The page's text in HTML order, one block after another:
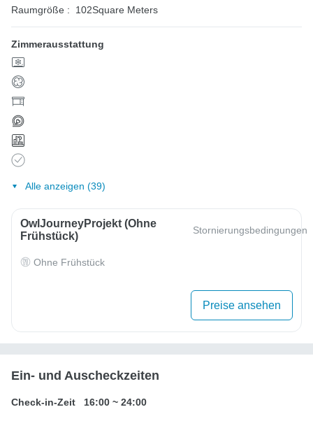
Raumgröße :
102Square Meters
Zimmerausstattung
Alle anzeigen (39)
OwlJourneyProjekt (ohne
Frühstück)
Stornierungsbedingungen
Ohne Frühstück
Preise ansehen
Ein- und Auscheckzeiten
Check-in-Zeit 16:00 ~ 24:00